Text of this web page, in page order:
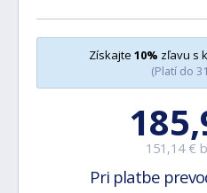
Získajte 10% zľavu s
(Platí do
151,14 €
Pri platbe